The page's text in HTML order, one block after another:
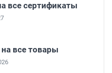
все сертификаты
все товары